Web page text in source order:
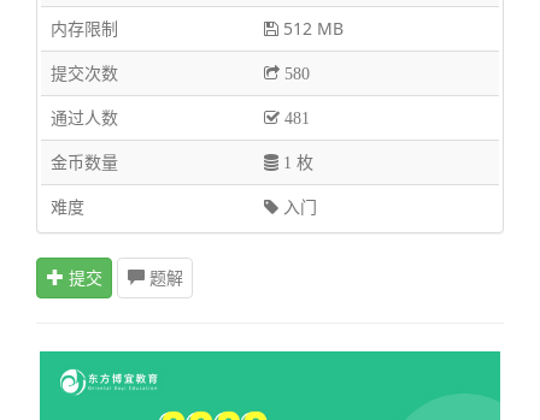
内存限制
512 MB
提交次数
580
通过人数 481
金币数量 1 枚
难度 入门
提交 题解